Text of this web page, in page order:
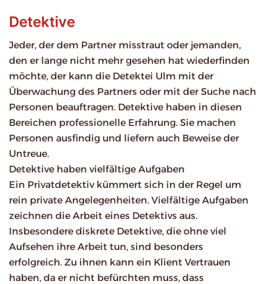
Detektive
Jeder, der dem Partner misstraut oder jemanden,
den er lange nicht mehr gesehen hat wiederfinden
möchte, der kann die Detektei Ulm mit der
Überwachung des Partners oder mit der Suche nach
Personen beauftragen. Detektive haben in diesen
Bereichen professionelle Erfahrung. Sie machen
Personen ausfindig und liefern auch Beweise der
Untreue.
Detektive haben vielfältige Aufgaben
Ein Privatdetektiv kümmert sich in der Regel um
rein private Angelegenheiten. Vielfältige Aufgaben
zeichnen die Arbeit eines Detektivs aus.
Insbesondere diskrete Detektive, die ohne viel
Aufsehen ihre Arbeit tun, sind besonders
erfolgreich. Zu ihnen kann ein Klient Vertrauen
haben, da er nicht befürchten muss, dass